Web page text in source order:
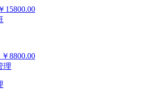
￥15800.00
￥8800.00